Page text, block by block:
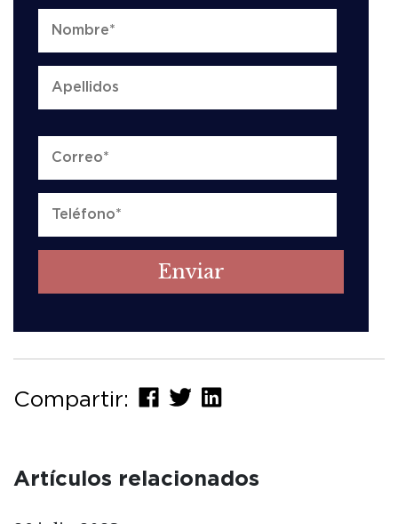
Compartir:
Artículos relacionados